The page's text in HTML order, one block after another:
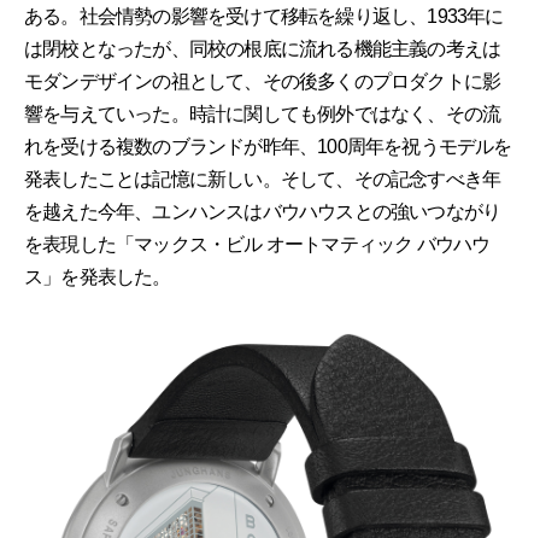
ある。社会情勢の影響を受けて移転を繰り返し、1933年に
は閉校となったが、同校の根底に流れる機能主義の考えは
モダンデザインの祖として、その後多くのプロダクトに影
響を与えていった。時計に関しても例外ではなく、その流
れを受ける複数のブランドが昨年、100周年を祝うモデルを
発表したことは記憶に新しい。そして、その記念すべき年
を越えた今年、ユンハンスはバウハウスとの強いつながり
を表現した「マックス・ビル オートマティック バウハウ
ス」を発表した。